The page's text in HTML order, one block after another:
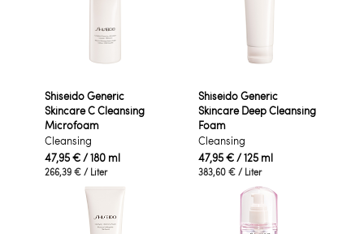
Shiseido Generic
Skincare C Cleansing
Microfoam
Cleansing
47,95 €/ 180 ml
266,39 € / Liter
Shiseido Generic
Skincare Deep Cleansing
Foam
Cleansing
47,95 €/ 125 ml
383,60 € / Liter